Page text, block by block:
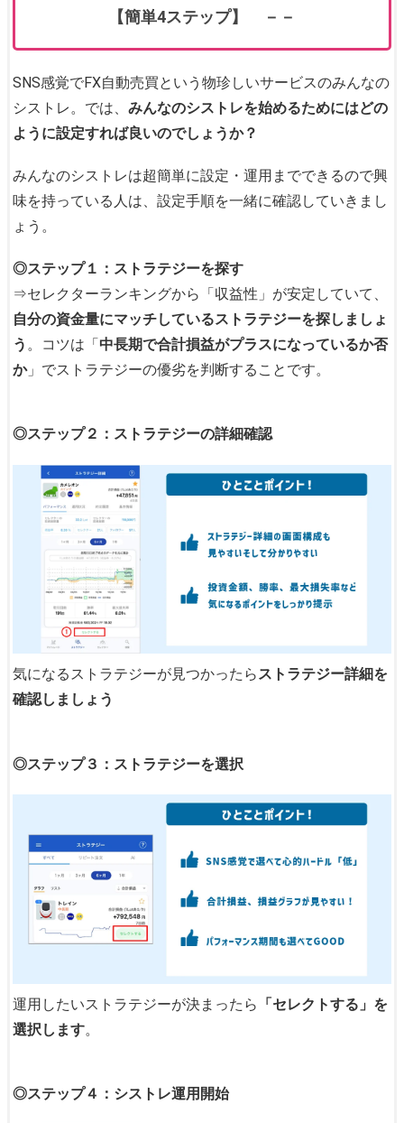
【簡単4ステップ】 －－
SNS感覚でFX自動売買という物珍しいサービスのみんなの
シストレ。では、みんなのシストレを始めるためにはどの
ように設定すれば良いのでしょうか？
みんなのシストレは超簡単に設定・運用までできるので興
味を持っている人は、設定手順を一緒に確認していきまし
ょう。
◎ステップ１：ストラテジーを探す
⇒セレクターランキングから「収益性」が安定していて、
自分の資金量にマッチしているストラテジーを探しましょ
う 。コツは「中長期で合計損益がプラスになっているか否
か」でストラテジーの優劣を判断することです。
◎ステップ２：ストラテジーの詳細確認
気になるストラテジーが見つかったらストラテジー詳細を
確認しましょう
◎ステップ３：ストラテジーを選択
運用したいストラテジーが決まったら 「セレクトする」を
選択します。
◎ステップ４：シストレ運用開始